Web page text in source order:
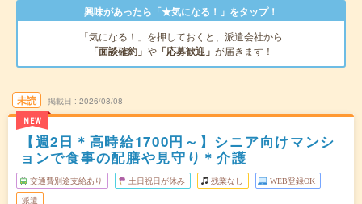
興味があったら「★気になる！」をタップ！
「気になる！」を押しておくと、派遣会社から
「面談確約」 や 「応募歓迎」 が届きます！
未読
NEW
掲載日 2026/08/08
【週2日＊高時給1700円～】シニア向けマンシ
ョンで食事の配膳や見守り＊介護
交通費別途支給あり 土日祝日が休み 残業なし WEB登録OK
派遣